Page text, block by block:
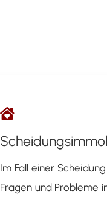
Im Fall einer
Fragen und Probleme